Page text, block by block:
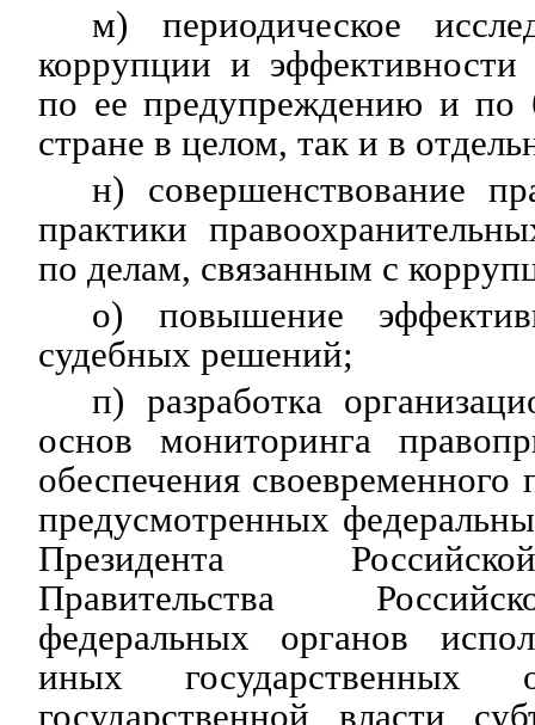
м) периодическое
коррупции и
по ее предупреждению и по
стране в целом, так и в
н) совершенствование
практики
по делам, связанным с
о) повышение
судебных решений;
п) разработка
основ мониторинга
обеспечения своевременного
предусмотренных
Президента
Правительства
федеральных органов
иных государственных
государственной власти